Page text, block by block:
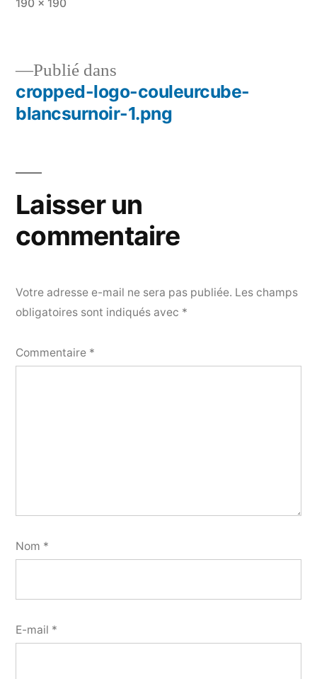
190 × 190
Navigation
l’article
Publié dans
cropped-logo-couleurcube-
blancsurnoir-1.png
Laisser un
commentaire
Votre adresse e-mail ne sera pas publiée. Les champs
obligatoires sont indiqués avec *
Commentaire *
Nom *
E-mail *